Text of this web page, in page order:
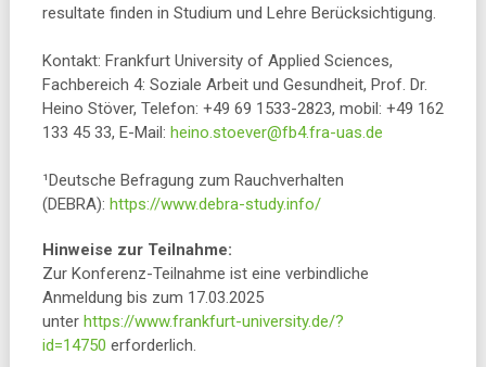
resultate finden in Studium und Lehre Berücksichtigung.
Kontakt: Frankfurt University of Applied Sciences,
Fachbereich 4: Soziale Arbeit und Gesundheit, Prof. Dr.
Heino Stöver, Telefon: +49 69 1533-2823, mobil: +49 162
133 45 33, E-Mail: heino.stoever@fb4.fra-uas.de
¹Deutsche Befragung zum Rauchverhalten
(DEBRA): https://www.debra-study.info/
Hinweise zur Teilnahme:
Zur Konferenz-Teilnahme ist eine verbindliche
Anmeldung bis zum 17.03.2025
unter https://www.frankfurt-university.de/?
id=14750 erforderlich.